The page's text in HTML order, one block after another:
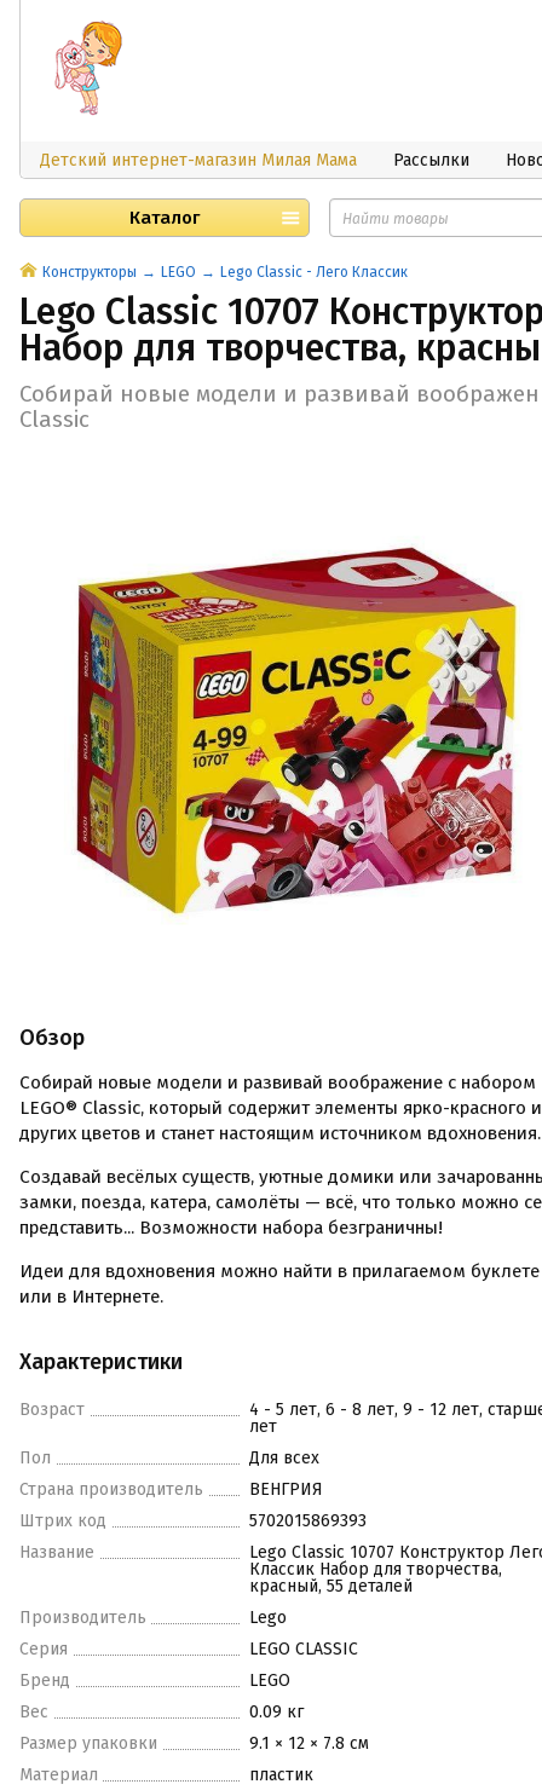
Детский интернет-магазин Милая Мама Рассылки
Каталог
Конструкторы LEGO Lego Classic - Лего Классик
Lego Classic 10707
Набор для творчества,
Собирай новые модели и развивай
Classic
Обзор
Собирай новые модели и развивай воображение с набором
LEGO® Classic, который содержит элементы ярко-красного и
других цветов и станет настоящим источником вдохновения.
Создавай весёлых существ, уютные домики или
замки, поезда, катера, самолёты — всё, что только можно
представить... Возможности набора безграничны!
Идеи для вдохновения можно найти в прилагаемом буклете
или в Интернете.
Характеристики
Возраст
4 - 5 лет, 6 - 8 лет, 9 - 12 лет,
лет
Пол
Для всех
Страна производитель
ВЕНГРИЯ
Штрих код
5702015869393
Название
Lego Classic 10707 Конструктор
Классик Набор для творчества,
красный, 55 деталей
Производитель
Lego
Серия
LEGO CLASSIC
Бренд
LEGO
Вес
0.09 кг
Размер упаковки
9.1 × 12 × 7.8 см
Материал
пластик